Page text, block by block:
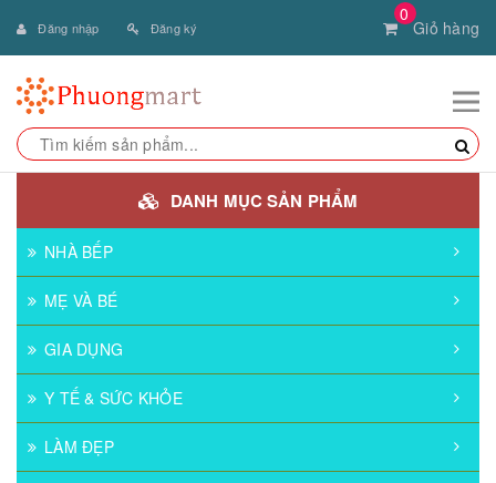
0
Giỏ hàng
Đăng nhập Đăng ký
DANH MỤC SẢN PHẨM
NHÀ BẾP
MẸ VÀ BÉ
GIA DỤNG
Y TẾ & SỨC KHỎE
LÀM ĐẸP